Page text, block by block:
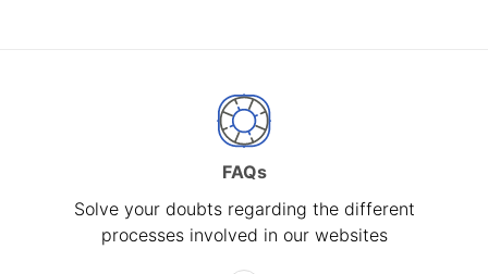
FAQs
Solve your doubts regarding the different
processes involved in our websites